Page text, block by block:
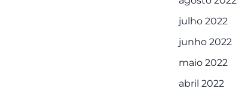
julho 2022
junho 2022
maio 2022
abril 2022